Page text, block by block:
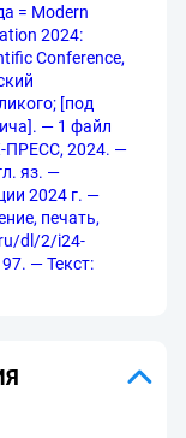
= Modern
2024:
Conference,
[под
— 1 файл
ПРЕСС, 2024. —
яз. —
2024 г. —
печать,
dl/2/i24-
— Текст: